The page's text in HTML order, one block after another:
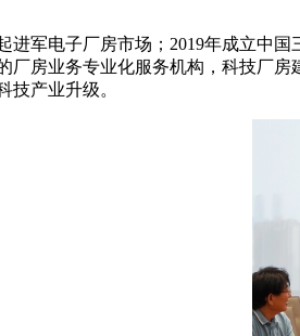
进军电子厂房市场；2019年成立中
厂房业务专业化服务机构，科技厂
技产业升级。